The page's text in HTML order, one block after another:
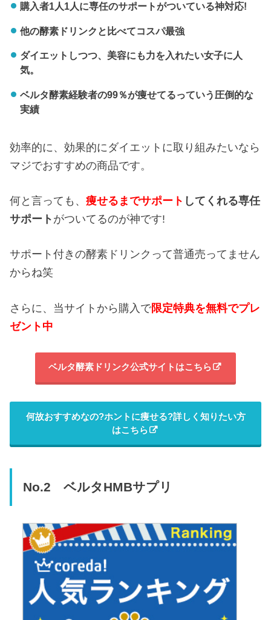
購入者1人1人に専任のサポートがついている神対応!
他の酵素ドリンクと比べてコスパ最強
ダイエットしつつ、美容にも力を入れたい女子に人
気。
ベルタ酵素経験者の99％が痩せてるっていう圧倒的な
実績
効率的に、効果的にダイエットに取り組みたいなら
マジでおすすめの商品です。
何と言っても、痩せるまでサポート してくれる専任
サポート がついてるのが神です!
サポート付きの酵素ドリンクって普通売ってません
からね笑
さらに、当サイトから購入で限定特典を無料でプレ
ゼント中
ベルタ酵素ドリンク公式サイトはこちら
何故おすすめなの?ホントに痩せる?詳しく知りたい方
はこちら
No.2 ベルタHMBサプリ